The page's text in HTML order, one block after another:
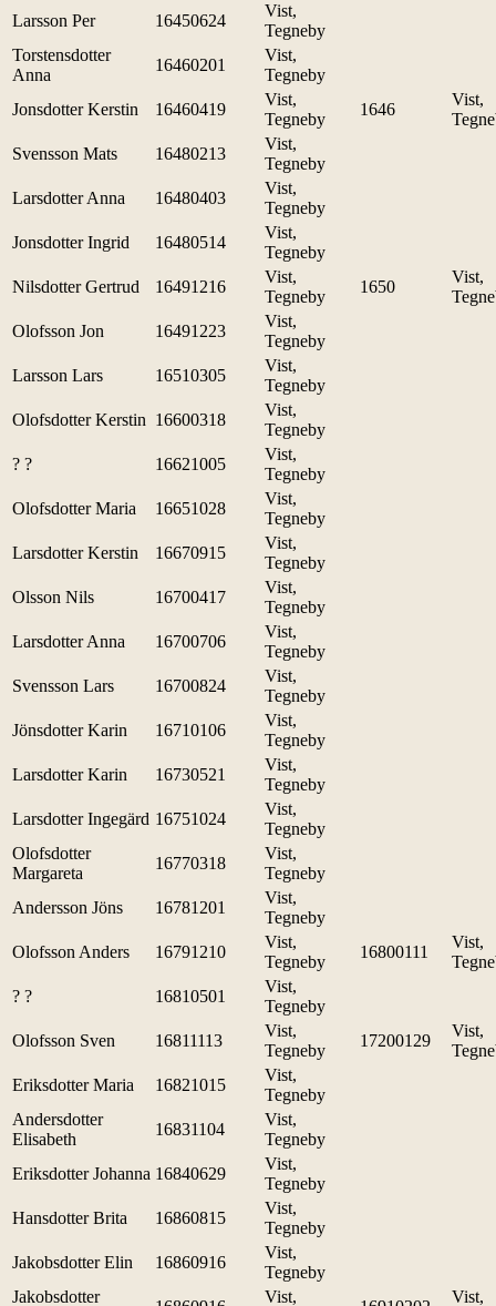
Larsson Per
16450624
Vist,
Tegneby
Torstensdotter
Anna
16460201
Vist,
Tegneby
Jonsdotter Kerstin
16460419
Vist,
Tegneby
1646
Vist,
Svensson Mats
16480213
Vist,
Tegneby
Larsdotter Anna
16480403
Vist,
Tegneby
Jonsdotter Ingrid
16480514
Vist,
Tegneby
Nilsdotter Gertrud
16491216
Vist,
Tegneby
1650
Vist,
Olofsson Jon
16491223
Vist,
Tegneby
Larsson Lars
16510305
Vist,
Tegneby
Olofsdotter Kerstin 16600318
Vist,
Tegneby
? ?
16621005
Vist,
Tegneby
Olofsdotter Maria
16651028
Vist,
Tegneby
Larsdotter Kerstin
16670915
Vist,
Tegneby
Olsson Nils
16700417
Vist,
Tegneby
Larsdotter Anna
16700706
Vist,
Tegneby
Svensson Lars
16700824
Vist,
Tegneby
Jönsdotter Karin
16710106
Vist,
Tegneby
Larsdotter Karin
16730521
Vist,
Tegneby
Larsdotter Ingegärd 16751024
Vist,
Tegneby
Olofsdotter
Margareta
16770318
Vist,
Tegneby
Andersson Jöns
16781201
Vist,
Tegneby
Olofsson Anders
16791210
Vist,
Tegneby
16800111
Vist,
? ?
16810501
Vist,
Tegneby
Olofsson Sven
16811113
Vist,
Tegneby
17200129
Vist,
Eriksdotter Maria
16821015
Vist,
Tegneby
Andersdotter
Elisabeth
16831104
Vist,
Tegneby
Eriksdotter Johanna 16840629
Vist,
Tegneby
Hansdotter Brita
16860815
Vist,
Tegneby
Jakobsdotter Elin
16860916
Vist,
Tegneby
Jakobsdotter
Vist, Vist,